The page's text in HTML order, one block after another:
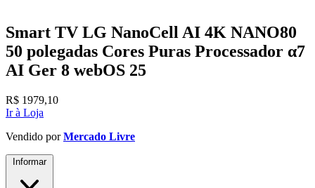
Smart TV LG NanoCell AI 4K NANO80
50 polegadas Cores Puras Processador α7
AI Ger 8 webOS 25
R$ 1979,10
Ir à Loja
Vendido porMercado Livre
Informar